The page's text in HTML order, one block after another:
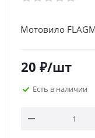
Мотовило
20 ₽/шт
Есть в наличии